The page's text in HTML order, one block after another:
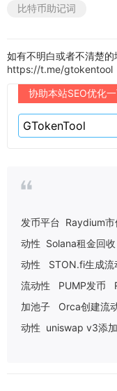
比特币助记词
如有不明白或者不清楚的
https://t.me/gtokentool
协助本站SEO优化一
发币平台 Raydium市
动性 Solana租金回收
动性
STON.fi生成流
流动性
PUMP发币
加池子
Orca创建流
动性 uniswap v3添